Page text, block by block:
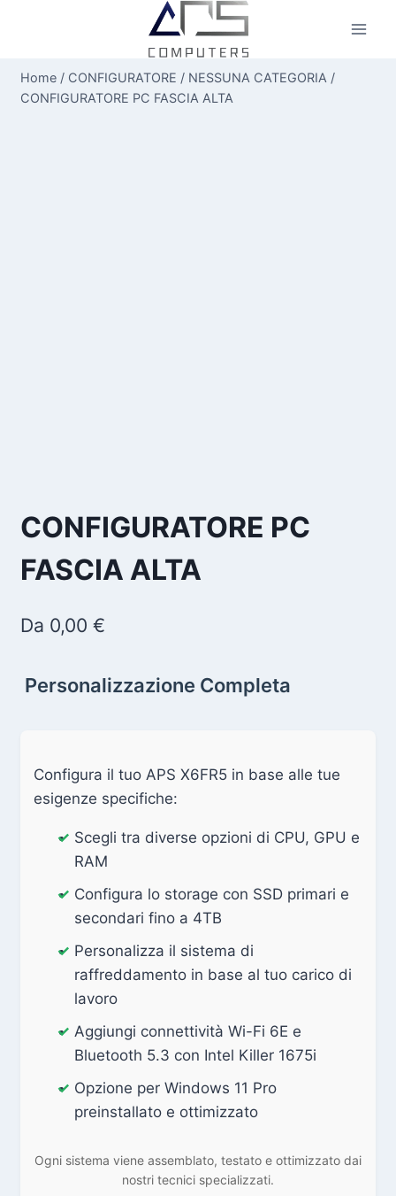
Home / CONFIGURATORE / NESSUNA CATEGORIA /
CONFIGURATORE PC FASCIA ALTA
CONFIGURATORE PC
FASCIA ALTA
Da 0,00€
Personalizzazione Completa
Configura il tuo APS X6FR5 in base alle tue
esigenze specifiche:
Scegli tra diverse opzioni di CPU, GPU e
RAM
Configura lo storage con SSD primari e
secondari fino a 4TB
Personalizza il sistema di
raffreddamento in base al tuo carico di
lavoro
Aggiungi connettività Wi-Fi 6E e
Bluetooth 5.3 con Intel Killer 1675i
Opzione per Windows 11 Pro
preinstallato e ottimizzato
Ogni sistema viene assemblato, testato e ottimizzato dai
nostri tecnici specializzati.